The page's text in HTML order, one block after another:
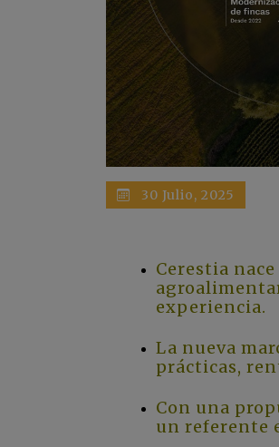
30 Julio, 2025
Cerestia
experiencia.
La nueva
prácticas,
Con una
un referente